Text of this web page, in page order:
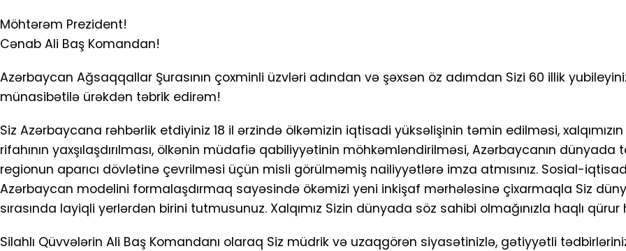
Möhtərəm Prezident!
Cənab Ali Baş Komandan!
Azərbaycan Ağsaqqallar Şurasının çoxminli üzvləri adından və şəxsən öz adımdan Sizi 60 illik
münasibətilə ürəkdən təbrik edirəm!
Siz Azərbaycana rəhbərlik etdiyiniz 18 il ərzində ölkəmizin iqtisadi yüksəlişinin təmin edilməsi,
rifahının yaxşılaşdırılması, ölkənin müdafiə qabiliyyətinin möhkəmləndirilməsi, Azərbaycanın dünyada
regionun aparıcı dövlətinə çevrilməsi üçün misli görülməmiş nailiyyətlərə imza atmısınız. Sosial-
Azərbaycan modelini formalaşdırmaq sayəsində ökəmizi yeni inkişaf mərhələsinə çixarmaqla Siz
sırasında layiqli yerlərdən birini tutmusunuz. Xalqımız Sizin dünyada söz sahibi olmağınızla haqlı qürur
Silahlı Qüvvələrin Ali Baş Komandanı olaraq Siz müdrik və uzaqgörən siyasətinizlə, gətiyyətli